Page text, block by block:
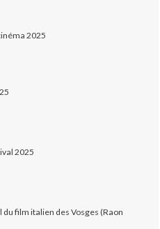
2025
2025
film italien des Vosges (Raon